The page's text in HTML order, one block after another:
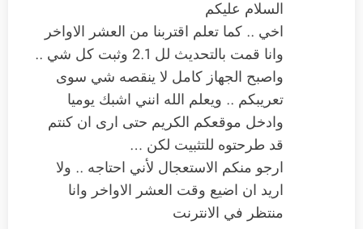
السلام عليكم
اخي .. كما تعلم اقتربنا من العشر الاواخر
وانا قمت بالتحديث لل 2.1 وثبت كل شي ..
واصبح الجهاز كامل لا ينقصه شي سوى
تعريبكم .. ويعلم الله انني اشبك يوميا
وادخل موقعكم الكريم حتى ارى ان كنتم
قد طرحتوه للتثبيت لكن …
ارجو منكم الاستعجال لأني احتاجه .. ولا
اريد ان اضيع وقت العشر الاواخر وانا
منتظر في الانترنت